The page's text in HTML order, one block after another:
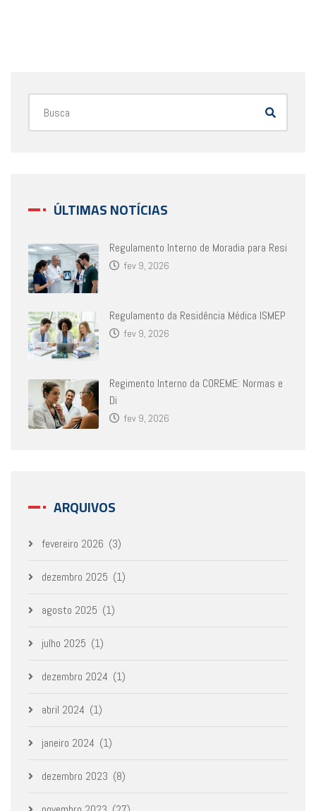
ÚLTIMAS NOTÍCIAS
Regulamento Interno de Moradia para Resi
fev 9, 2026
Regulamento da Residência Médica ISMEP
fev 9, 2026
Regimento Interno da COREME: Normas e
Di
fev 9, 2026
ARQUIVOS
fevereiro 2026 (3)
dezembro 2025 (1)
agosto 2025 (1)
julho 2025 (1)
dezembro 2024 (1)
abril 2024 (1)
janeiro 2024 (1)
dezembro 2023 (8)